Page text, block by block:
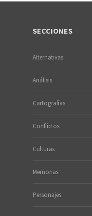
SECCIONES
Alternativas
Análisis
Cartografías
Conflictos
Culturas
Memorias
Personajes